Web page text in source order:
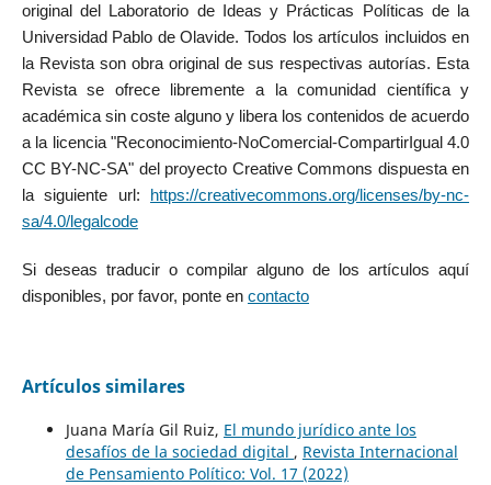
original del Laboratorio de Ideas y Prácticas Políticas de la
Universidad Pablo de Olavide. Todos los artículos incluidos en
la Revista son obra original de sus respectivas autorías. Esta
Revista se ofrece libremente a la comunidad científica y
académica sin coste alguno y libera los contenidos de acuerdo
a la licencia "Reconocimiento-NoComercial-CompartirIgual 4.0
CC BY-NC-SA" del proyecto Creative Commons dispuesta en
la siguiente url: https://creativecommons.org/licenses/by-nc-
sa/4.0/legalcode
Si deseas traducir o compilar alguno de los artículos aquí
disponibles, por favor, ponte en contacto
Artículos similares
Juana María Gil Ruiz, El mundo jurídico ante los
desafíos de la sociedad digital , Revista Internacional
de Pensamiento Político: Vol. 17 (2022)